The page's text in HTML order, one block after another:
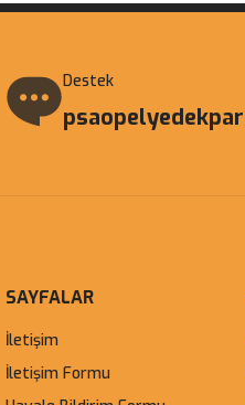
Destek
SAYFALAR
İletişim
İletişim Formu